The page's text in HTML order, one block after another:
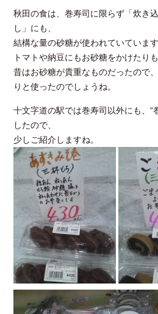
秋田の食は、巻寿司に限らず「炊き
し」にも、
結構な量の砂糖が使われていています
トマトや納豆にもお砂糖をかけたり
昔はお砂糖が貴重なものだったので
りと使ったのでしょうね。
十文字道の駅では巻寿司以外にも、“
したので、
少しご紹介しますね。